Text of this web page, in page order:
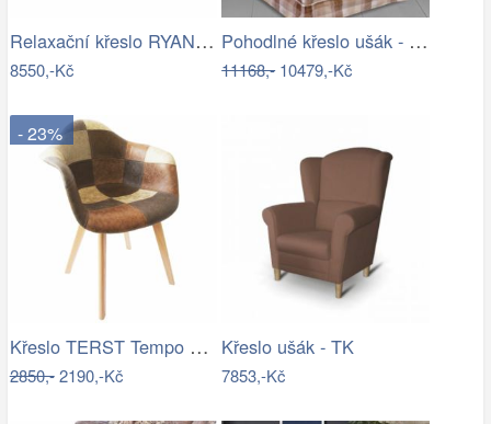
Relaxační křeslo RYAN Tempo Kondela
8550,-Kč
Pohodlné křeslo ušák - ME
11168,-10479,-Kč
- 23%
Křeslo TERST Tempo Kondela
2850,-2190,-Kč
Křeslo ušák - TK
7853,-Kč